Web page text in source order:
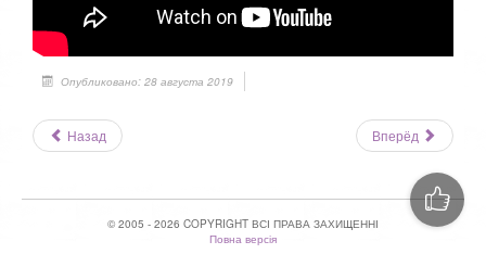
Опубликовано: 28 августа 2019
Назад Вперёд
© 2005 - 2026 COPYRIGHT ВСІ ПРАВА ЗАХИЩЕННІ
Повна версія